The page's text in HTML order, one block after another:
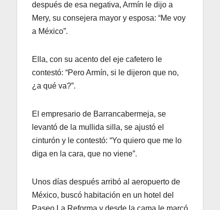
después de esa negativa, Armín le dijo a
Mery, su consejera mayor y esposa: “Me voy
a México”.
Ella, con su acento del eje cafetero le
contestó: “Pero Armín, si le dijeron que no,
¿a qué va?”.
El empresario de Barrancabermeja, se
levantó de la mullida silla, se ajustó el
cinturón y le contestó: “Yo quiero que me lo
diga en la cara, que no viene”.
Unos días después arribó al aeropuerto de
México, buscó habitación en un hotel del